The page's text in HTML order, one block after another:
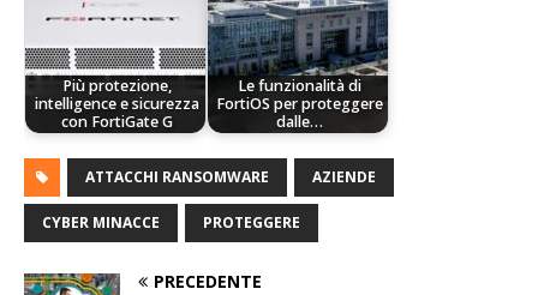
Più protezione,
intelligence e sicurezza
con FortiGate G
Le funzionalità di
FortiOS per proteggere
dalle…
ATTACCHI RANSOMWARE AZIENDE
CYBER MINACCE PROTEGGERE
PRECEDENTE